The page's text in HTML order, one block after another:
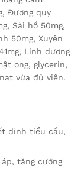
Đương quy
Sài hồ 50mg,
50mg, Xuyên
Linh dương
ong, glycerin,
vừa đủ viên.
dính tiểu cầu,
tăng cường